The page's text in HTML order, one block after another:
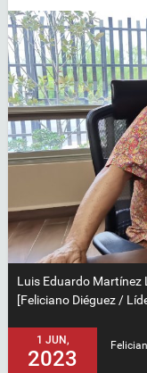
Luis Eduardo Martínez
[Feliciano Diéguez /
1 JUN,
2023